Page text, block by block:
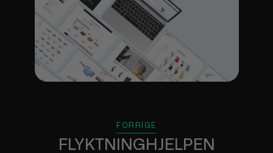
FORRIGE
FLYKTNINGHJELPEN